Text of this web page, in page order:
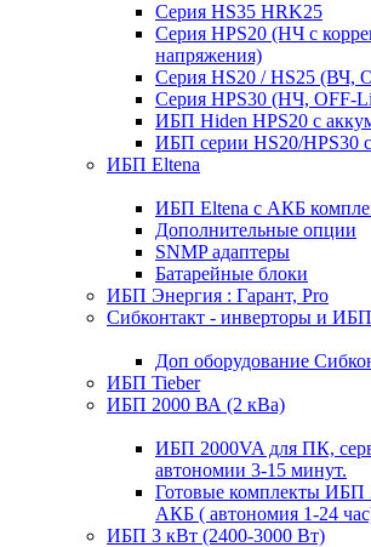
Серия HS35 HRK25
Серия HPS20 (НЧ с
напряжения)
Серия HS20 / HS25 (ВЧ,
Серия HPS30 (НЧ, OFF-
ИБП Hiden HPS20 с
ИБП серии HS20/HPS30
ИБП Eltena
ИБП Eltena с АКБ
Дополнительные опции
SNMP адаптеры
Батарейные блоки
ИБП Энергия : Гарант, Pro
Сибконтакт - инверторы и ИБП
Доп оборудование
ИБП Tieber
ИБП 2000 ВА (2 кВа)
ИБП 2000VA для ПК,
автономии 3-15 минут.
Готовые комплекты
АКБ ( автономия 1-24
ИБП 3 кВт (2400-3000 Вт)